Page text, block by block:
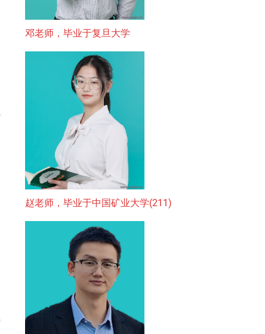
邓老师，毕业于复旦大学
赵老师，毕业于中国矿业大学(211)